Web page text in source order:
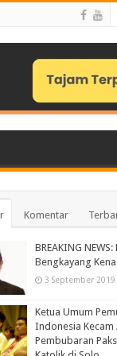
Komentar
BREAKING
Bengkayang Kena
3 September 2019
Ketua Umum
Indonesia Kecam
Pembubaran